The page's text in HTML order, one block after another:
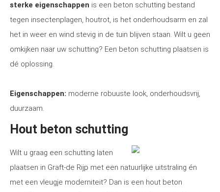
sterke eigenschappen is een beton schutting bestand
tegen insectenplagen, houtrot, is het onderhoudsarm en zal
het in weer en wind stevig in de tuin blijven staan. Wilt u geen
omkijken naar uw schutting? Een beton schutting plaatsen is
dé oplossing.
Eigenschappen: moderne robuuste look, onderhoudsvrij,
duurzaam.
Hout beton schutting
Wilt u graag een schutting laten
plaatsen in Graft-de Rijp met een natuurlijke uitstraling én
met een vleugje moderniteit? Dan is een hout beton